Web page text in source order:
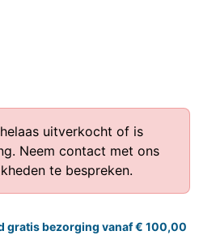
uitverkocht of is
Neem contact met ons
te bespreken.
gratis bezorging vanaf € 100,00